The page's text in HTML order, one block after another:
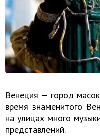
Венеция — город
время знаменитого
на улицах много
представлений.